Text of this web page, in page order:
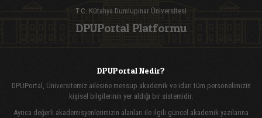
T.C. Kütahya Dumlupınar Üniversitesi
DPUPortal Platformu
DPUPortal Nedir?
DPUPortal, Üniversitemiz ailesine mensup akademik ve idari tüm personelimizin
kişisel bilgilerinin yer aldığı bir sistemidir.
Ayrıca değerli akademisyenlerimizin alanları ile ilgili güncel akademik yazılarına